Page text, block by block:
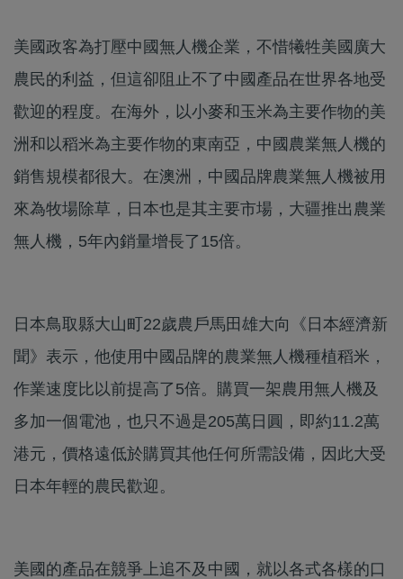
美國政客為打壓中國無人機企業，不惜犧牲美國廣大
農民的利益，但這卻阻止不了中國產品在世界各地受
歡迎的程度。在海外，以小麥和玉米為主要作物的美
洲和以稻米為主要作物的東南亞，中國農業無人機的
銷售規模都很大。在澳洲，中國品牌農業無人機被用
來為牧場除草，日本也是其主要市場，大疆推出農業
無人機，5年內銷量增長了15倍。
日本鳥取縣大山町22歲農戶馬田雄大向《日本經濟新
聞》表示，他使用中國品牌的農業無人機種植稻米，
作業速度比以前提高了5倍。購買一架農用無人機及
多加一個電池，也只不過是205萬日圓，即約11.2萬
港元，價格遠低於購買其他任何所需設備，因此大受
日本年輕的農民歡迎。
美國的產品在競爭上追不及中國，就以各式各樣的口